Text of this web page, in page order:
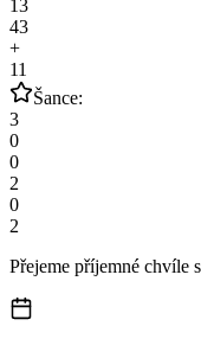
13
43
+
11
Šance:
3
0
0
2
0
2
Přejeme příjemné chvíle